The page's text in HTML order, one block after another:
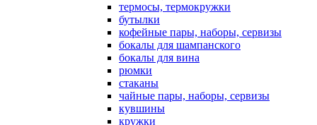
термосы, термокружки
бутылки
кофейные пары, наборы, сервизы
бокалы для шампанского
бокалы для вина
рюмки
стаканы
чайные пары, наборы, сервизы
кувшины
кружки